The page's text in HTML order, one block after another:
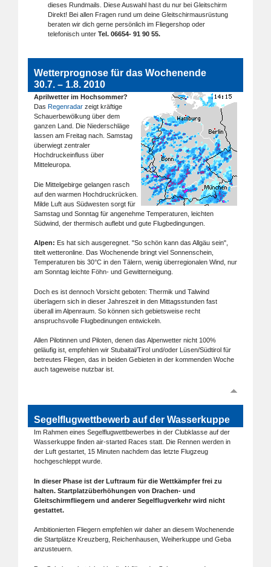
dieses Rundmails. Diese Auswahl hast du nur bei Gleitschirm
Direkt! Bei allen Fragen rund um deine Gleitschirmausrüstung
beraten wir dich gerne persönlich im Fliegershop oder
telefonisch unter Tel. 06654- 91 90 55.
Wetterprognose für das Wochenende
30.7. – 1.8. 2010
Aprilwetter im Hochsommer?
Das Regenradar zeigt kräftige
Schauerbewölkung über dem
ganzen Land. Die Niederschläge
lassen am Freitag nach. Samstag
überwiegt zentraler
Hochdruckeinfluss über
Mitteleuropa.
Die Mittelgebirge gelangen rasch
auf den warmen Hochdruckrücken.
Milde Luft aus Südwesten sorgt für
Samstag und Sonntag für angenehme Temperaturen, leichten
Südwind, der thermisch auflebt und gute Flugbedingungen.
Alpen: Es hat sich ausgeregnet. "So schön kann das Allgäu sein",
titelt wetteronline. Das Wochenende bringt viel Sonnenschein,
Temperaturen bis 30°C in den Tälern, wenig überregionalen Wind, nur
am Sonntag leichte Föhn- und Gewitterneigung.
Doch es ist dennoch Vorsicht geboten: Thermik und Talwind
überlagern sich in dieser Jahreszeit in den Mittagsstunden fast
überall im Alpenraum. So können sich gebietsweise recht
anspruchsvolle Flugbedinungen entwickeln.
Allen Pilotinnen und Piloten, denen das Alpenwetter nicht 100%
geläufig ist, empfehlen wir Stubaital/Tirol und/oder Lüsen/Südtirol für
betreutes Fliegen, das in beiden Gebieten in der kommenden Woche
auch tageweise nutzbar ist.
Segelflugwettbewerb auf der Wasserkuppe
Im Rahmen eines Segelflugwettbewerbes in der Clubklasse auf der
Wasserkuppe finden air-started Races statt. Die Rennen werden in
der Luft gestartet, 15 Minuten nachdem das letzte Flugzeug
hochgeschleppt wurde.
In dieser Phase ist der Luftraum für die Wettkämpfer frei zu
halten. Startplatzüberhöhungen von Drachen- und
Gleitschirmfliegern und anderer Segelflugverkehr wird nicht
gestattet.
Ambitionierten Fliegern empfehlen wir daher an diesem Wochenende
die Startplätze Kreuzberg, Reichenhausen, Weiherkuppe und Geba
anzusteuern.